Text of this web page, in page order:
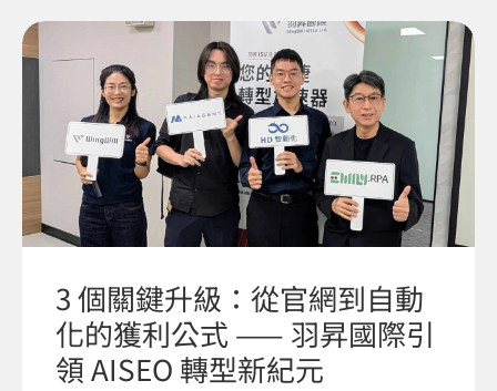
3 個關鍵升級：從官網到自動
化的獲利公式 —— 羽昇國際引
領 AISEO 轉型新紀元